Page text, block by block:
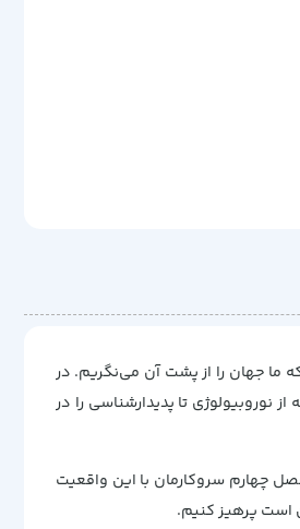
جهان را از پشت آن می‌‌نگریم. در
تا پدیدارشناسی را در
چهارم سروکارمان با این واقعیت
است پرهیز کنیم.